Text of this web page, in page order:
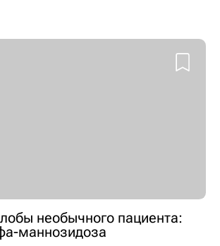
необычного пациента:
маннозидоза